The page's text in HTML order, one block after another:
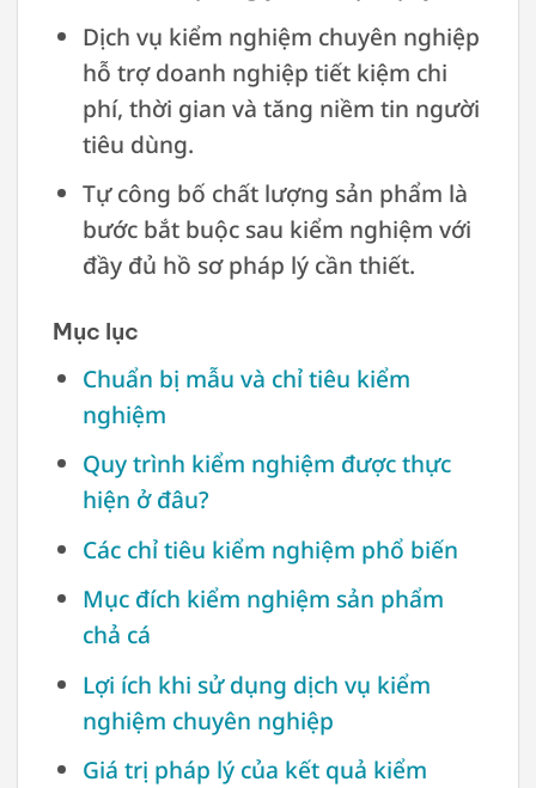
Dịch vụ kiểm nghiệm chuyên nghiệp
hỗ trợ doanh nghiệp tiết kiệm chi
phí, thời gian và tăng niềm tin người
tiêu dùng.
Tự công bố chất lượng sản phẩm là
bước bắt buộc sau kiểm nghiệm với
đầy đủ hồ sơ pháp lý cần thiết.
Mục lục
Chuẩn bị mẫu và chỉ tiêu kiểm
nghiệm
Quy trình kiểm nghiệm được thực
hiện ở đâu?
Các chỉ tiêu kiểm nghiệm phổ biến
Mục đích kiểm nghiệm sản phẩm
chả cá
Lợi ích khi sử dụng dịch vụ kiểm
nghiệm chuyên nghiệp
Giá trị pháp lý của kết quả kiểm